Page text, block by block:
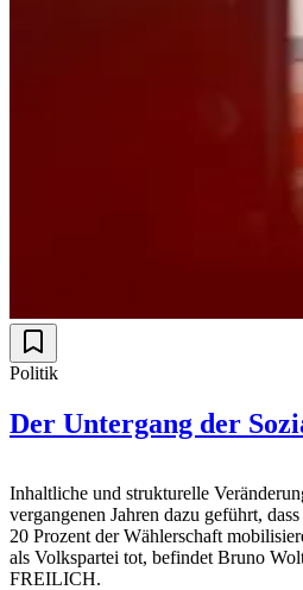
Politik
Der Untergang der
Inhaltliche und strukturelle
vergangenen Jahren dazu geführt,
20 Prozent der Wählerschaft
als Volkspartei tot, befindet Bruno
FREILICH.